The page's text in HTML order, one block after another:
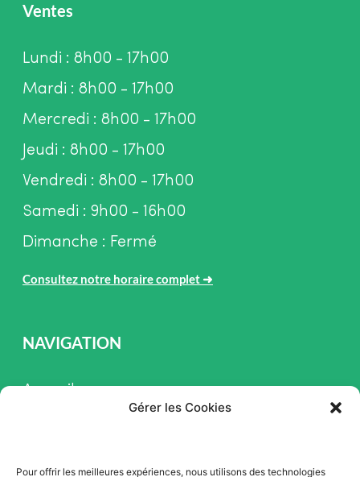
Gérer les Cookies
Pour offrir les meilleures expériences, nous utilisons des technologies
Ventes
Lundi : 8h00 - 17h00
Mardi : 8h00 - 17h00
Mercredi : 8h00 - 17h00
Jeudi : 8h00 - 17h00
Vendredi : 8h00 - 17h00
Samedi : 9h00 - 16h00
Dimanche : Fermé
Consultez notre horaire complet ➜
NAVIGATION
Accueil